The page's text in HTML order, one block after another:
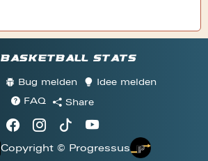
Basketball stats
Bug melden
Idee melden
FAQ
Share
Copyright © Progressus